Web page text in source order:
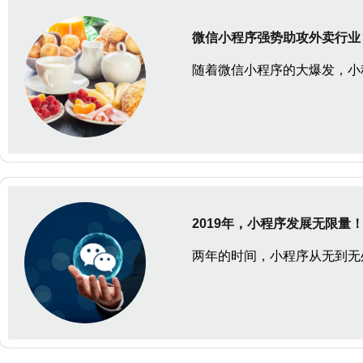
微信小程序强势助攻外卖行业
随着微信小程序的大爆发，
2019年，小程序发展无限量！
两年的时间，小程序从无到